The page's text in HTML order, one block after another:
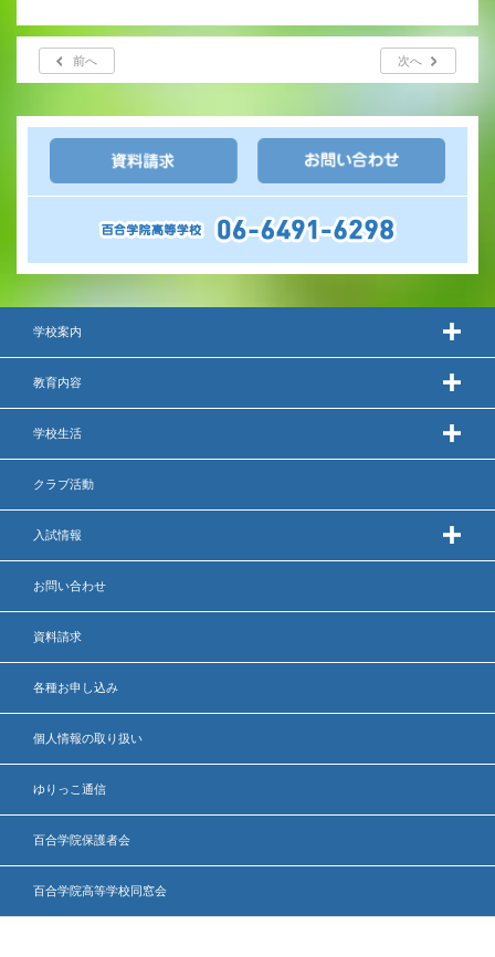
前へ 次へ
学校案内
教育内容
学校生活
クラブ活動
入試情報
お問い合わせ
資料請求
各種お申し込み
個人情報の取り扱い
ゆりっこ通信
百合学院保護者会
百合学院高等学校同窓会